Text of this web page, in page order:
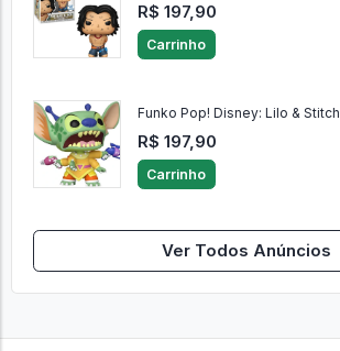
R$ 197,90
Carrinho
Funko Pop! Disney: Lilo & Stitch
R$ 197,90
Carrinho
Ver Todos Anúncios